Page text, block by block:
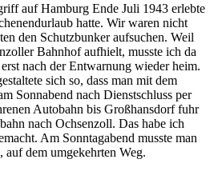
auf Hamburg Ende Juli 1943 erlebte
hatte. Wir waren nicht
den Schutzbunker aufsuchen. Weil
Bahnhof aufhielt, musste ich da
nach der Entwarnung wieder heim.
sich so, dass man mit dem
Sonnabend nach Dienstschluss per
Autobahn bis Großhansdorf fuhr
nach Ochsenzoll. Das habe ich
Am Sonntagabend musste man
auf dem umgekehrten Weg.